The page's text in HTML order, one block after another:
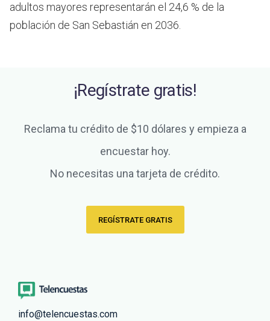
adultos mayores representarán el 24,6 % de la
población de San Sebastián en 2036.
¡Regístrate gratis!
Reclama tu crédito de $10 dólares y empieza a
encuestar hoy.
No necesitas una tarjeta de crédito.
REGÍSTRATE GRATIS
info@telencuestas.com